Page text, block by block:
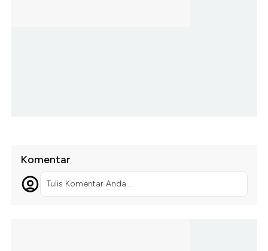
Komentar
Tulis Komentar Anda...